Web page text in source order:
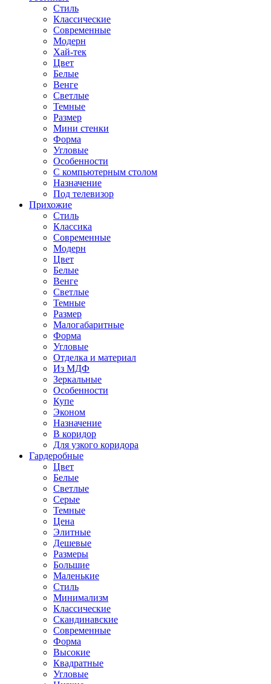
Стиль
Классические
Современные
Модерн
Хай-тек
Цвет
Белые
Венге
Светлые
Темные
Размер
Мини стенки
Форма
Угловые
Особенности
С компьютерным столом
Назначение
Под телевизор
Прихожие
Стиль
Классика
Современные
Модерн
Цвет
Белые
Венге
Светлые
Темные
Размер
Малогабаритные
Форма
Угловые
Отделка и материал
Из МДФ
Зеркальные
Особенности
Купе
Эконом
Назначение
В коридор
Для узкого коридора
Гардеробные
Цвет
Белые
Светлые
Серые
Темные
Цена
Элитные
Дешевые
Размеры
Большие
Маленькие
Стиль
Минимализм
Классические
Скандинавские
Современные
Форма
Высокие
Квадратные
Угловые